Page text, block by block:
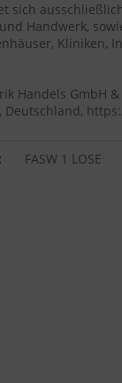
sich
Handwerk,
Kliniken,
Handels GmbH &
Deutschland,
FASW 1 LOSE